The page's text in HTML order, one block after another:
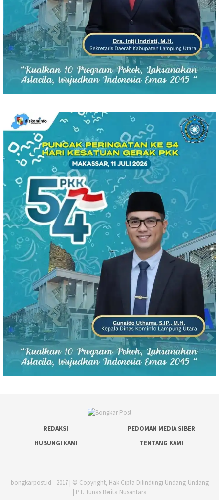
REDAKSI
PEDOMAN MEDIA SIBER
HUBUNGI KAMI
TENTANG KAMI
bongkarpost.id - 2017 | © Copyright, Hak Cipta Dilindungi Undang-Undang
| PT. Tunas Berita Nusantara